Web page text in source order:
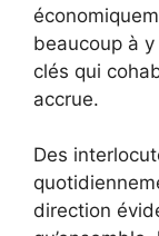
beaucoup à
clés qui
accrue.
Des
direction